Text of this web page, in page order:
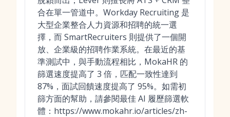
合在單一管道中。Workday Recruiting 是
大型企業整合人力資源和招聘的統一選
擇，而 SmartRecruiters 則提供了一個開
放、企業級的招聘作業系統。在最近的基
準測試中，與手動流程相比，MokaHR 的
篩選速度提高了 3 倍，匹配一致性達到
87%，面試回饋速度提高了 95%。如需初
篩方面的幫助，請參閱最佳 AI 履歷篩選軟
體：https://www.mokahr.io/articles/zh-